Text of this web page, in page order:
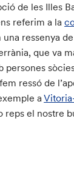
de les Illes
referim a la
una ressenya
que va
persones
ressó de
a
reps el nostre